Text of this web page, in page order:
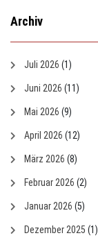
Archiv
Juli 2026 (1)
Juni 2026 (11)
Mai 2026 (9)
April 2026 (12)
März 2026 (8)
Februar 2026 (2)
Januar 2026 (5)
Dezember 2025 (1)